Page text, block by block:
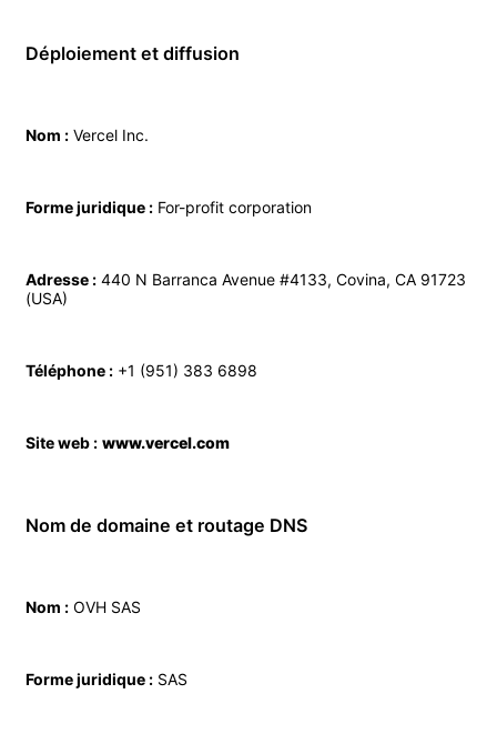
Déploiement et diffusion
Nom : Vercel Inc.
Forme juridique : For-profit corporation
Adresse : 440 N Barranca Avenue #4133, Covina, CA 91723
(USA)
Téléphone : +1 (951) 383 6898
Site web : www.vercel.com
Nom de domaine et routage DNS
Nom : OVH SAS
Forme juridique : SAS